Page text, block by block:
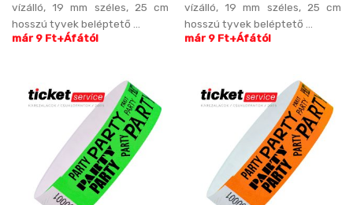
vízálló, 19 mm széles, 25 cm
hosszú tyvek beléptető ...
már 9 Ft+Áfától
vízálló, 19 mm széles, 25 cm
hosszú tyvek beléptető ...
már 9 Ft+Áfától